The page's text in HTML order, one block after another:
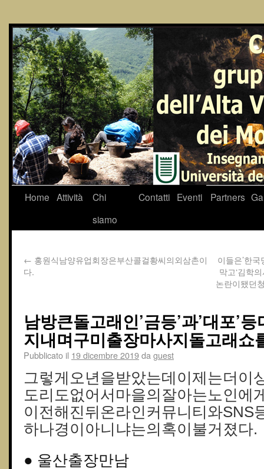
Home Attività
Chi
siamo
Contatti Eventi Partners
← 홍원식남양유업회장은부산콜걸황씨의외삼촌이
다.
이들은’한
막고‘김학
논란이됐던
남방큰돌고래인’금등’과’대포’
지내며구미출장마사지돌고래쇼
Pubblicato il 19 dicembre 2019da guest
그렇게오년을받았는데이제는더이
도리도없어서마을의잘아는노인에
이전해진뒤온라인커뮤니티와SNS
하나경이아니냐는의혹이불거졌다.
● 울산출장만남